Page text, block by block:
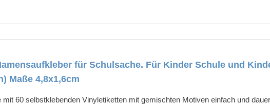
für Schulsache. Für Kinder Schule und
Maße 4,8x1,6cm
mit 60 selbstklebenden Vinyletiketten mit gemischten Motiven einfach und